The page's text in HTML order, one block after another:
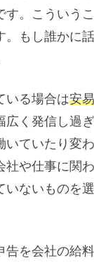
。こういう
もし誰かに
いる場合は安
く発信し過
ていたり変
や仕事に関
ないものを
告を会社の給